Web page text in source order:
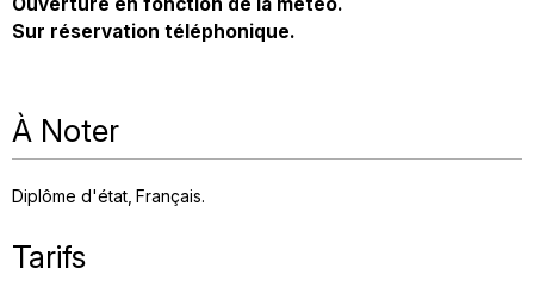
Sur réservation téléphonique.
À Noter
Diplôme d'état Français
Tarifs